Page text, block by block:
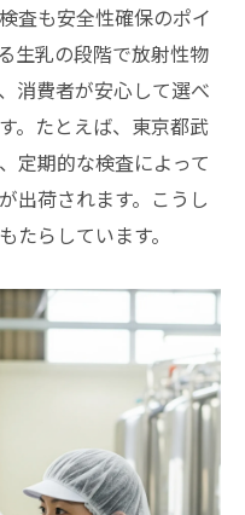
査も安全性確保のポイ
生乳の段階で放射性物
消費者が安心して選べ
。たとえば、東京都武
定期的な検査によって
出荷されます。こうし
たらしています。